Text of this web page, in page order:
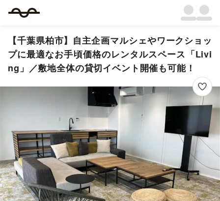
【千葉県柏市】自主企画マルシェやワークショッ
プに最適なお手頃価格のレンタルスペース「Livi
ng」／敷地全体の貸切イベント開催も可能！